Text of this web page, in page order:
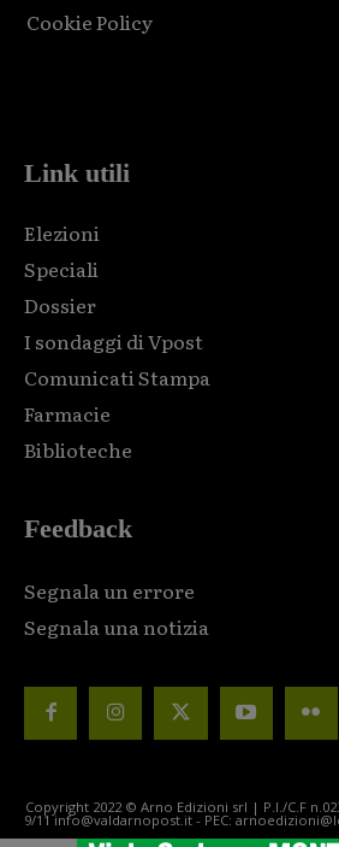
Cookie Policy
Link utili
Elezioni
Speciali
Dossier
I sondaggi di Vpost
Comunicati Stampa
Farmacie
Biblioteche
Feedback
Segnala un errore
Segnala una notizia
Copyright 2022 © Arno Edizioni srl | P.I./C.F
9/11 info@valdarnopost.it - PEC: